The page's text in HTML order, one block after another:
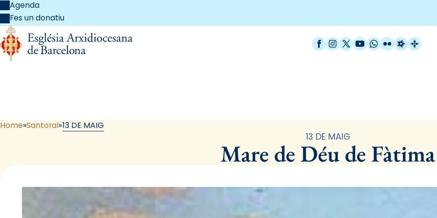
Agenda
Fes un donatiu
Facebook
Instagram
X / Twitter
YouTube
WhatsApp
FlickrRadio
Home Santoral 13 DE MAIG
13 DE MAIG
Mare de Déu de Fàtima